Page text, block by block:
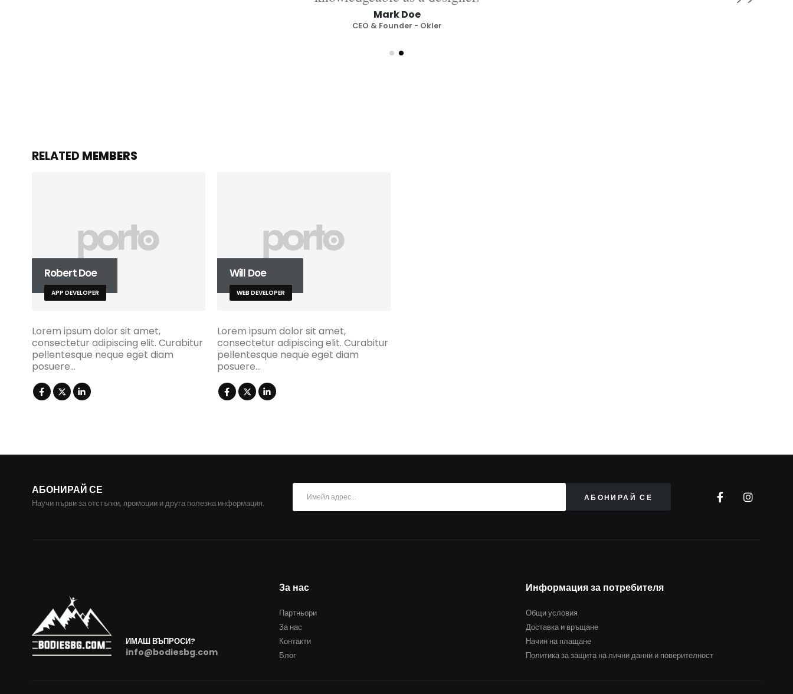
Mark Doe
CEO & Founder - Okler
RELATED MEMBERS
Robert Doe
APP DEVELOPER
Lorem ipsum dolor sit amet,
consectetur adipiscing elit. Curabitur
pellentesque neque eget diam
posuere…
Will Doe
WEB DEVELOPER
Lorem ipsum dolor sit amet,
consectetur adipiscing elit. Curabitur
pellentesque neque eget diam
posuere…
АБОНИРАЙ СЕ
Научи първи за отстъпки, промоции и друга полезна информация.
ИМАШ ВЪПРОСИ?
info@bodiesbg.com
За нас
Партньори
За нас
Контакти
Блог
Информация за потребителя
Общи условия
Доставка и връщане
Начин на плащане
Политика за защита на лични данни и поверителност